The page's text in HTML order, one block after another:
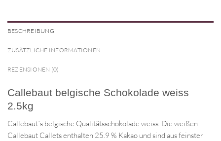
BESCHREIBUNG
ZUSÄTZLICHE INFORMATIONEN
REZENSIONEN (0)
Callebaut belgische Schokolade weiss
2.5kg
Callebaut`s belgische Qualitätsschokolade weiss. Die weißen
Callebaut Callets enthalten 25.9 % Kakao und sind aus feinster